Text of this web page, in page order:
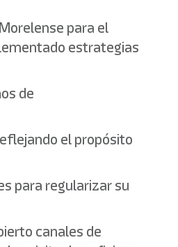
para el
estrategias
de
el propósito
para regularizar su
canales de